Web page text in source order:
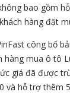
bao gồm
hàng đặt
công bố
hàng mua ô tô
giá đã được
và hỗ trợ thêm